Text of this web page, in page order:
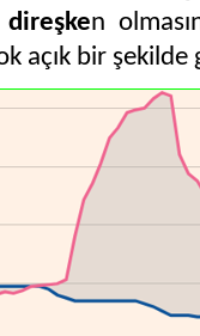
direşken
açık bir